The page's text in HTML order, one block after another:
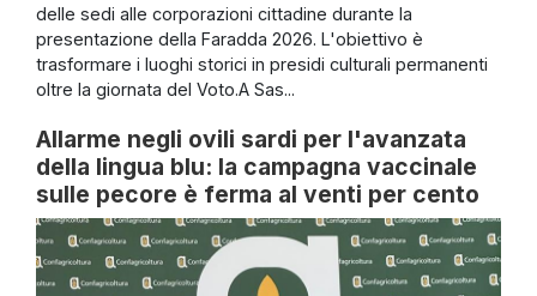
delle sedi alle corporazioni cittadine durante la
presentazione della Faradda 2026. L'obiettivo è
trasformare i luoghi storici in presidi culturali permanenti
oltre la giornata del Voto.A Sas...
Allarme negli ovili sardi per l'avanzata
della lingua blu: la campagna vaccinale
sulle pecore è ferma al venti per cento